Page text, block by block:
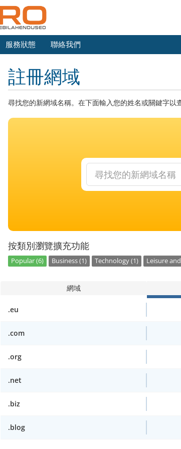
服務狀態 聯絡我們
註冊網域
尋找您的新網域名稱。在下面輸入您的姓名或關鍵字以
按類別瀏覽擴充功能
Popular (6) Business (1) Technology (1) Leisure
網域
.eu
.com
.org
.net
.biz
.blog